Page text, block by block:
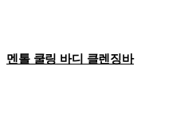
멘톨 쿨링 바디 클렌징바